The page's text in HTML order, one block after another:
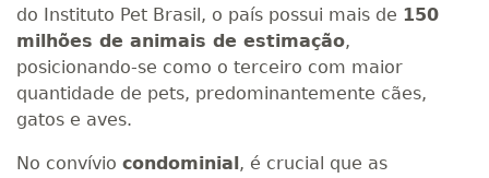
do Instituto Pet Brasil, o país possui mais de 150
milhões de animais de estimação,
posicionando-se como o terceiro com maior
quantidade de pets, predominantemente cães,
gatos e aves.
No convívio condominial, é crucial que as